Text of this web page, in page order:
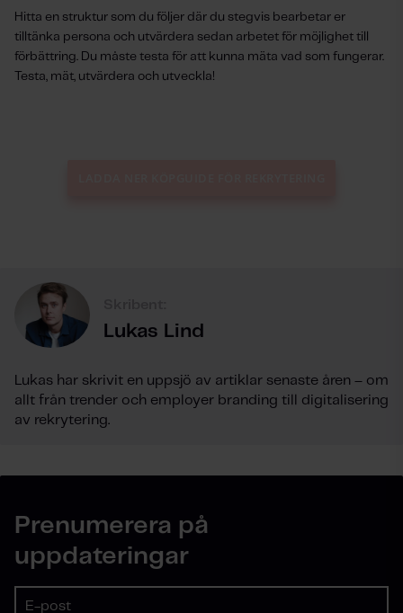
Hitta en struktur som du följer där du stegvis bearbetar er
tilltänka persona och utvärdera sedan arbetet för möjlighet till
förbättring. Du måste testa för att kunna mäta vad som fungerar.
Testa, mät, utvärdera och utveckla!
Lukas Lind
Lukas har skrivit en uppsjö av artiklar senaste åren – om
allt från trender och employer branding till digitalisering
av rekrytering.
Prenumerera på
uppdateringar